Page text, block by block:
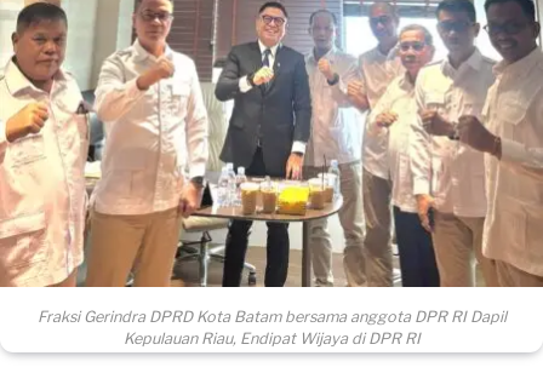
Fraksi Gerindra DPRD Kota Batam bersama anggota DPR RI Dapil
Kepulauan Riau, Endipat Wijaya di DPR RI